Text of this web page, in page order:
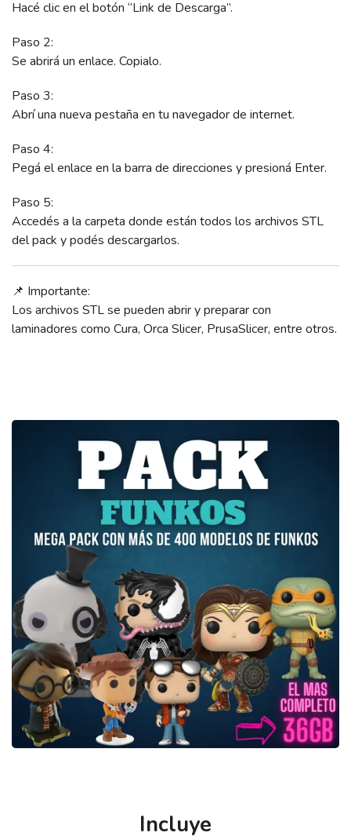
Hacé clic en el botón “Link de Descarga”.
Paso 2:
Se abrirá un enlace. Copialo.
Paso 3:
Abrí una nueva pestaña en tu navegador de internet.
Paso 4:
Pegá el enlace en la barra de direcciones y presioná Enter.
Paso 5:
Accedés a la carpeta donde están todos los archivos STL
del pack y podés descargarlos.
📌 Importante:
Los archivos STL se pueden abrir y preparar con
laminadores como Cura, Orca Slicer, PrusaSlicer, entre otros.
Incluye